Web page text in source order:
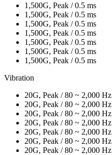
1,500G, Peak / 0.5 ms
1,500G, Peak / 0.5 ms
1,500G, Peak / 0.5 ms
1,500G, Peak / 0.5 ms
1,500G, Peak / 0.5 ms
1,500G, Peak / 0.5 ms
1,500G, Peak / 0.5 ms
Vibration
20G, Peak / 80 ~ 2,000 Hz
20G, Peak / 80 ~ 2,000 Hz
20G, Peak / 80 ~ 2,000 Hz
20G, Peak / 80 ~ 2,000 Hz
20G, Peak / 80 ~ 2,000 Hz
20G, Peak / 80 ~ 2,000 Hz
20G, Peak / 80 ~ 2,000 Hz